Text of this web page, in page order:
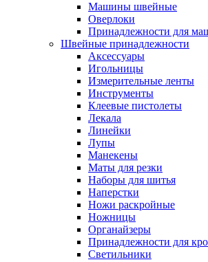
Машины швейные
Оверлоки
Принадлежности для
Швейные принадлежности
Аксессуары
Игольницы
Измерительные ленты
Инструменты
Клеевые пистолеты
Лекала
Линейки
Лупы
Манекены
Маты для резки
Наборы для шитья
Наперстки
Ножи раскройные
Ножницы
Органайзеры
Принадлежности для
Светильники